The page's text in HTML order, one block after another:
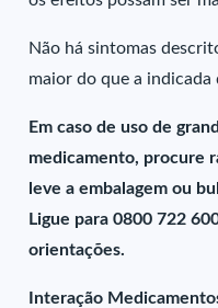
Não há sintomas
maior do que a indicada
Em caso de uso de
medicamento, procure
leve a embalagem ou
Ligue para 0800 722
orientações.
Interação